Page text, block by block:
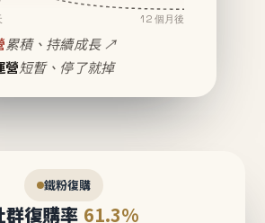
12 個月後
累積、持續成長 ↗
營短暫、停了就掉
鐵粉復購
群復購率 61.3%